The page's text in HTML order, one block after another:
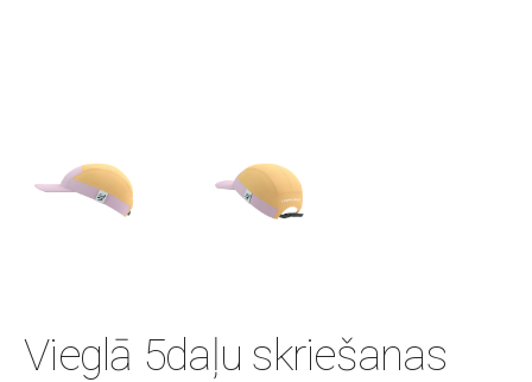
Vieglā 5daļu skriešanas